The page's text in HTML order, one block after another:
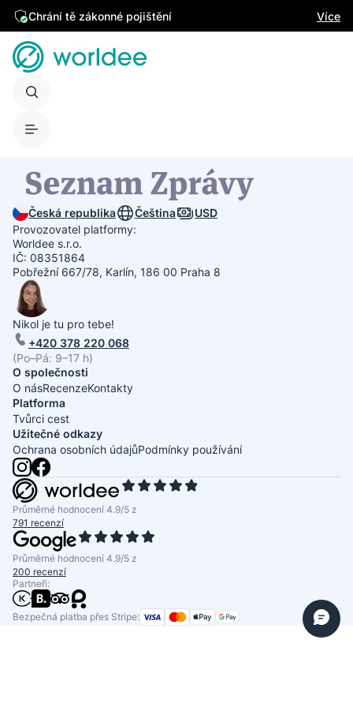
Chrání tě zákonné pojištění Více
Česká republika Čeština
USD
Provozovatel platformy:
Worldee s.r.o.
IČ: 08351864
Pobřežní 667/78, Karlín, 186 00 Praha 8
Nikol je tu pro tebe!
+420 378 220 068
(Po–Pá: 9–17 h)
O společnosti
O násRecenzeKontakty
Platforma
Tvůrci cest
Užitečné odkazy
Ochrana osobních údajůPodmínky používání
Průměrné hodnocení 4.9/5 z
791 recenzí
Průměrné hodnocení 4.9/5 z
200 recenzí
Partneři:
Bezpečná platba přes Stripe: